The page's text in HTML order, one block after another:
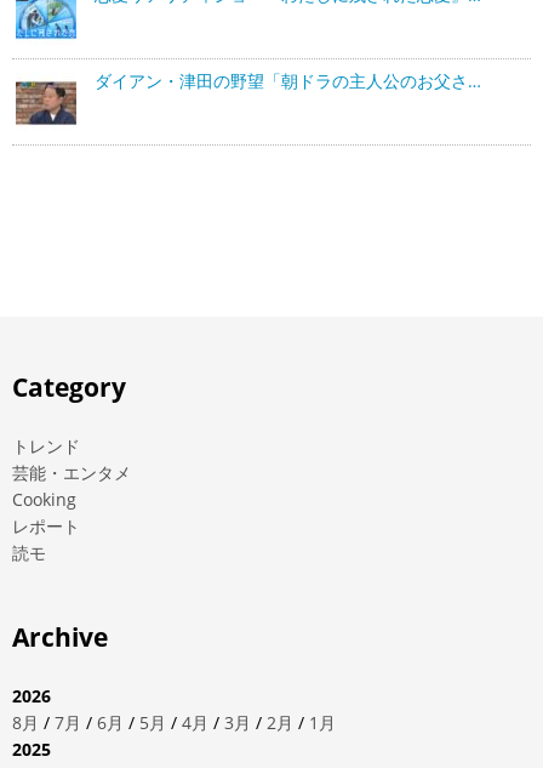
ダイアン・津田の野望「朝ドラの主人公のお父さ…
Category
トレンド
芸能・エンタメ
Cooking
レポート
読モ
Archive
2026
8月 / 7月 / 6月 / 5月 / 4月 / 3月 / 2月 / 1月
2025